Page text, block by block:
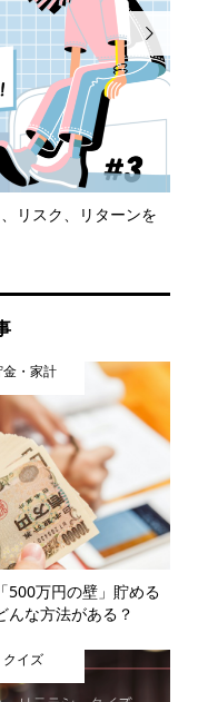
リスク、リターンを

金・家計
500万円の壁」貯める
んな方法がある？
クイズ